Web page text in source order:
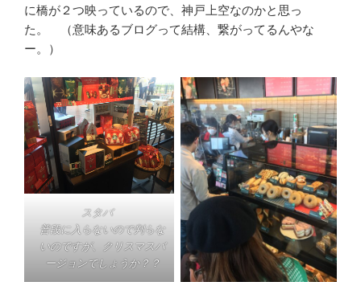
に橋が２つ映っているので、神戸上空なのかと思っ
た。 （意味あるブログって結構、繋がってるんやな
ー。）
スタバ
普段に入らないので判らな
いのですが、クリスマスバ
ージョンでしょうか？？